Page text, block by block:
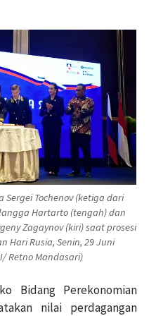
Tochenov (ketiga dari
Hartarto (tengah) dan
Zagaynov (kiri) saat prosesi
Hari Rusia, Senin, 29 Juni
Retno Mandasari)
Bidang Perekonomian
nilai perdagangan